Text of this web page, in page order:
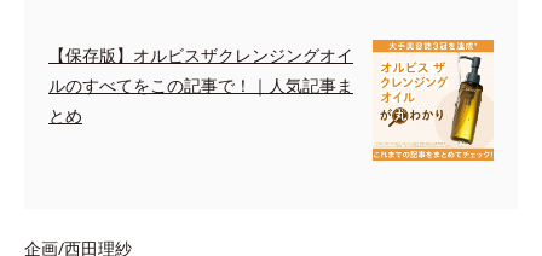
【保存版】オルビスザクレンジングオイ
ルのすべてをこの記事で！｜人気記事ま
とめ
企画/西田理紗